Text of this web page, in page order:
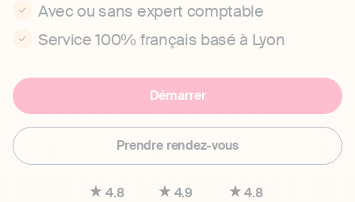
Avec ou sans expert comptable
Service 100% français basé à Lyon
Démarrer
Prendre rendez-vous
4.8 4.9 4.8